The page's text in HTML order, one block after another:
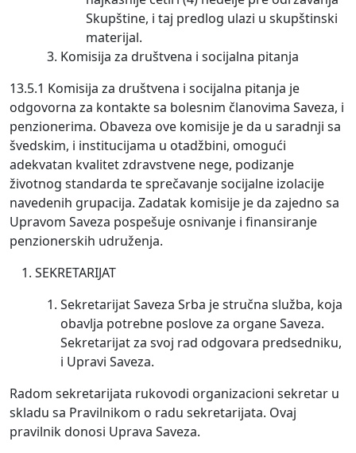
Skupštine, i taj predlog ulazi u skupštinski
materijal.
Komisija za društvena i socijalna pitanja
13.5.1 Komisija za društvena i socijalna pitanja je
odgovorna za kontakte sa bolesnim članovima Saveza, i
penzionerima. Obaveza ove komisije je da u saradnji sa
švedskim, i institucijama u otadžbini, omogući
adekvatan kvalitet zdravstvene nege, podizanje
životnog standarda te sprečavanje socijalne izolacije
navedenih grupacija. Zadatak komisije je da zajedno sa
Upravom Saveza pospešuje osnivanje i finansiranje
penzionerskih udruženja.
SEKRETARIJAT
Sekretarijat Saveza Srba je stručna služba, koja
obavlja potrebne poslove za organe Saveza.
Sekretarijat za svoj rad odgovara predsedniku,
i Upravi Saveza.
Radom sekretarijata rukovodi organizacioni sekretar u
skladu sa Pravilnikom o radu sekretarijata. Ovaj
pravilnik donosi Uprava Saveza.